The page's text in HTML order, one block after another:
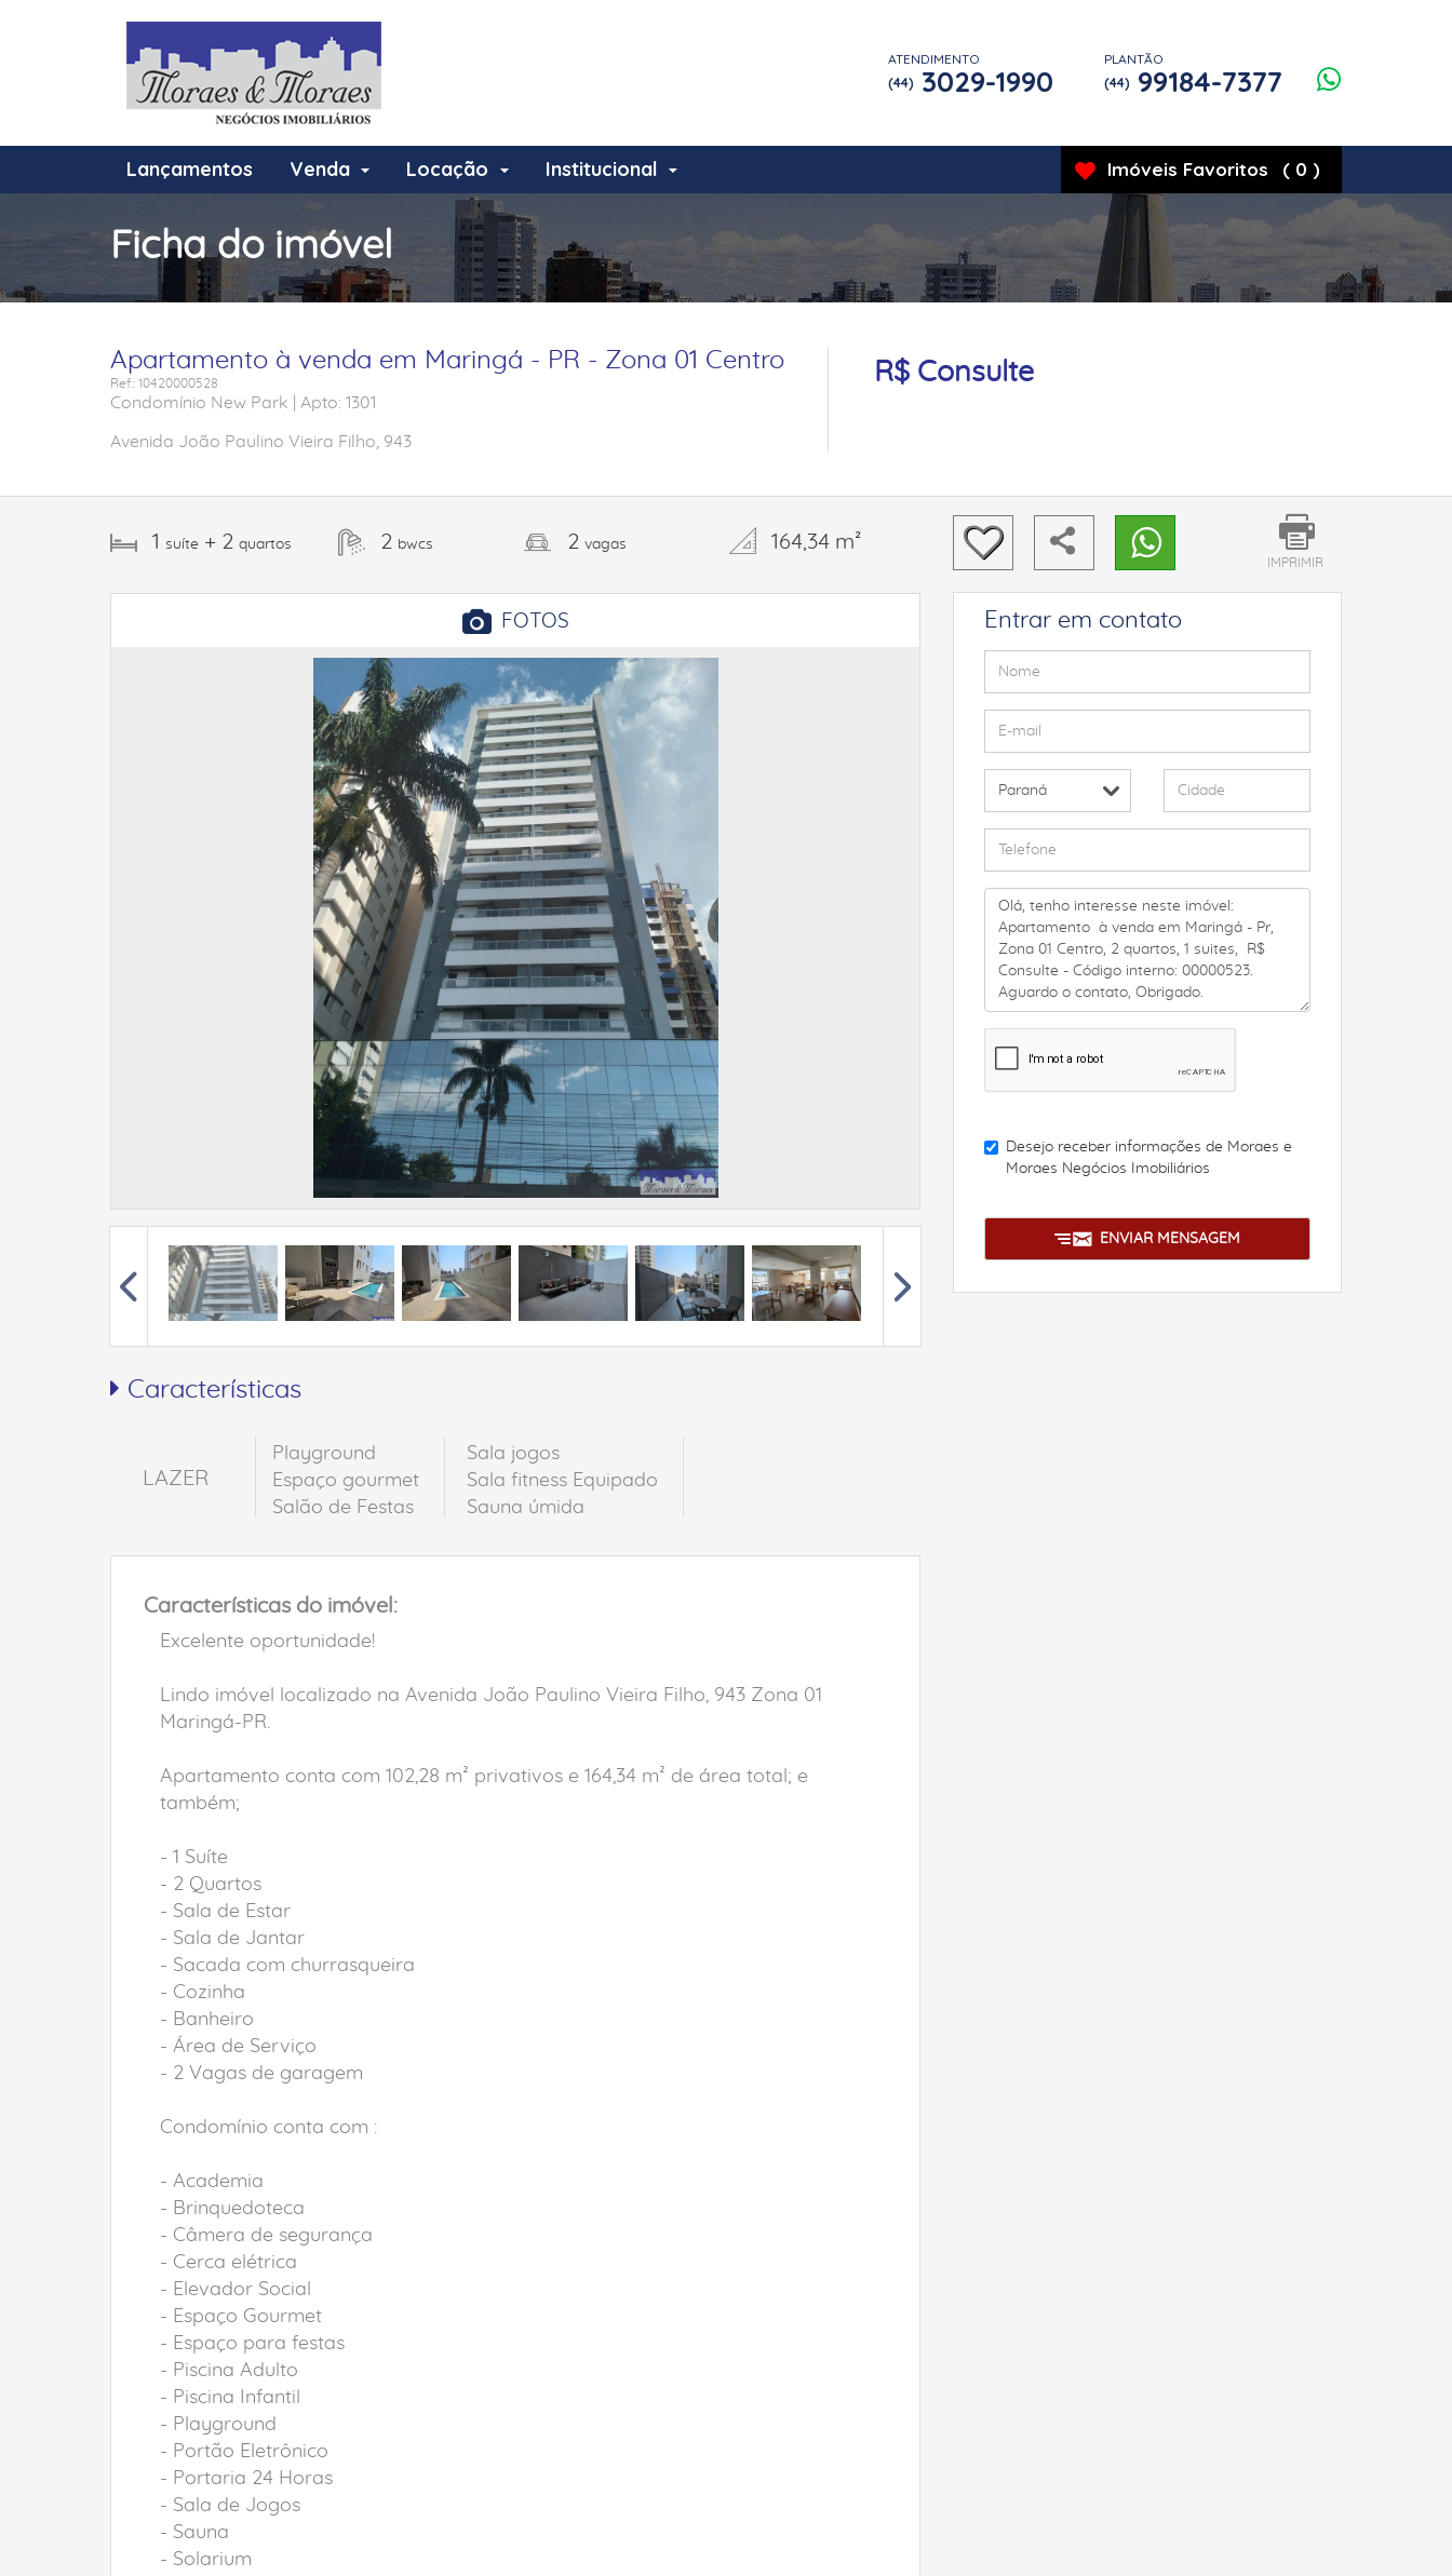
ATENDIMENTO
(44) 3029-1990
PLANTÃO
(44) 99184-7377
Lançamentos Venda Locação Institucional Imóveis Favoritos ( 0 )
Ficha do imóvel
Apartamento à venda em Maringá - PR - Zona 01 Centro
Ref.: 10420000528
Condomínio New Park | Apto: 1301
Avenida João Paulino Vieira Filho, 943
R$ Consulte
1 suíte + 2 quartos 2 bwcs 2 vagas 164,34 m²
FOTOS
IMPRIMIR
Entrar em contato
Desejo receber informações de Moraes e
Moraes Negócios Imobiliários
ENVIAR MENSAGEM
Características
LAZER
Playground
Espaço gourmet
Salão de Festas
Sala jogos
Sala fitness Equipado
Sauna úmida
Características do imóvel:
Excelente oportunidade!
Lindo imóvel localizado na Avenida João Paulino Vieira Filho, 943 Zona 01
Maringá-PR.
Apartamento conta com 102,28 m² privativos e 164,34 m² de área total; e
também;
- 1 Suíte
- 2 Quartos
- Sala de Estar
- Sala de Jantar
- Sacada com churrasqueira
- Cozinha
- Banheiro
- Área de Serviço
- 2 Vagas de garagem
Condomínio conta com :
- Academia
- Brinquedoteca
- Câmera de segurança
- Cerca elétrica
- Elevador Social
- Espaço Gourmet
- Espaço para festas
- Piscina Adulto
- Piscina Infantil
- Playground
- Portão Eletrônico
- Portaria 24 Horas
- Sala de Jogos
- Sauna
- Solarium